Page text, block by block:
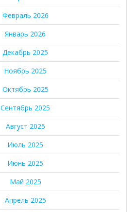
Февраль 2026
Январь 2026
Декабрь 2025
Ноябрь 2025
Октябрь 2025
Сентябрь 2025
Август 2025
Июль 2025
Июнь 2025
Май 2025
Апрель 2025